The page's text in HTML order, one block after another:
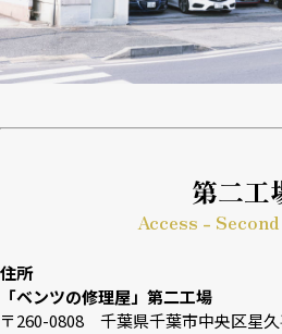
第二工
Access -
住所
「ベンツの修理屋」第二工場
〒260-0808 千葉県千葉市中央区星